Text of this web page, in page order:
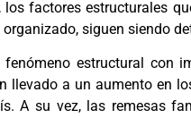
factores estructurales
siguen siendo
estructural con
llevado a un aumento en
A su vez, las remesas